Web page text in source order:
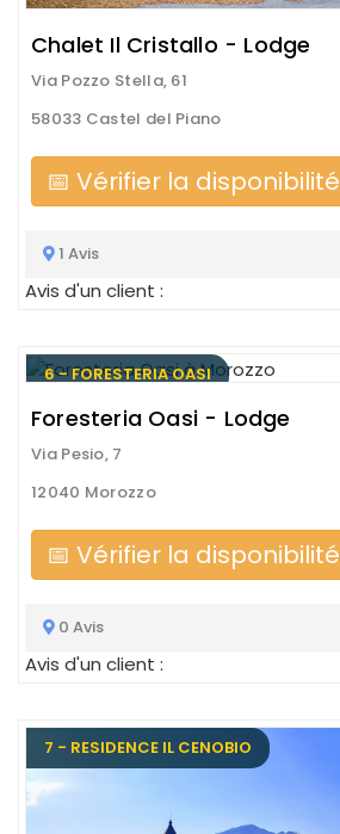
Chalet Il Cristallo - Lodge
Via Pozzo Stella, 61
58033 Castel del Piano
📅 Vérifier la disponibilité
1 Avis
Avis d'un client :
6 - FORESTERIA OASI
Foresteria Oasi - Lodge
Via Pesio, 7
12040 Morozzo
📅 Vérifier la disponibilité
0 Avis
Avis d'un client :
7 - RESIDENCE IL CENOBIO